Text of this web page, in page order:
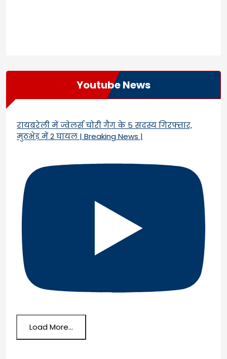
Youtube News
रायबरेली में ज्वेलर्स चोरी गैंग के 5 सदस्य गिरफ्तार,
मुठभेड़ में 2 घायल | Breaking News |
Load More...